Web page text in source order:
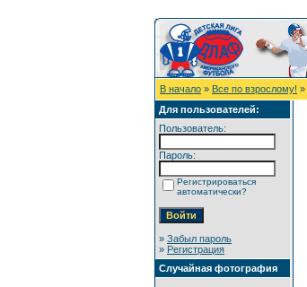
В начало » Все по взрослому! »
Для пользователей:
Пользователь:
Пароль:
Регистрироваться
автоматически?
» Забыл пароль
» Регистрация
Случайная фотография